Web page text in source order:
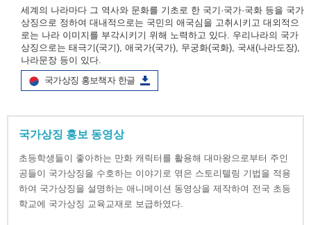
세계의 나라마다 그 역사와 문화를 기초로 한 국기·국가·국화 등을 국가
상징으로 정하여 대내적으로는 국민의 애국심을 고취시키고 대외적으
로는 나라 이미지를 부각시키기 위해 노력하고 있다. 우리나라의 국가
상징으로는 태극기(국기), 애국가(국가), 무궁화(국화), 국새(나라도장),
나라문장 등이 있다.
국가상징 홍보책자 한글
국가상징 홍보 동영상
초등학생들이 좋아하는 만화 캐릭터를 활용해 대마왕으로부터 주인
공들이 국가상징을 수호하는 이야기로 엮은 스토리텔링 기법을 적용
하여 국가상징을 설명하는 애니메이션 동영상을 제작하여 전국 초등
학교에 국가상징 교육교재로 보급하였다.